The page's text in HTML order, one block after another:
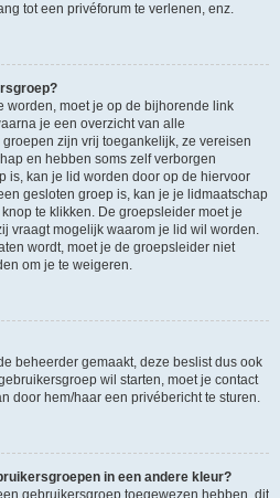
tot een privéforum te verlenen, enz.
worden, moet je op de bijhorende link
je een overzicht van alle
zijn vrij toegankelijk, ze vereisen
en hebben soms zelf verborgen
is, kan je lid worden door op de hiervoor
gesloten groep is, kan je je lidmaatschap
te klikken. De groepsleider moet je
vraagt mogelijk waarom je lid wil worden.
wordt, moet je de groepsleider niet
om je te weigeren.
beheerder gemaakt, deze beslist dus ook
wil starten, moet je contact
door hem/haar een privébericht te sturen.
in een andere kleur?
gebruikersgroep toegewezen hebben, dit